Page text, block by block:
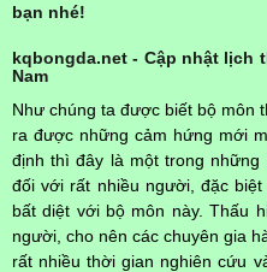
bạn nhé!
kqbongda.net - Cập nhật lịch
Nam
Như chúng ta được biết bộ môn
ra được những cảm hứng mới
định thì đây là một trong
đối với rất nhiều người, đặc
bất diệt với bộ môn này. Thấu
người, cho nên các chuyên gia
rất nhiều thời gian nghiên cứu